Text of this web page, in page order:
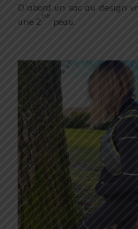
D’abord un sac au design
une 2
ème
peau.